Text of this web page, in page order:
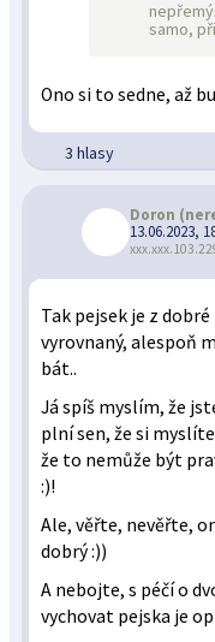
samo,
Ono si to sedne, až
3 hlasy
Doron
13.06.2023,
Tak pejsek je z
vyrovnaný, alespoň
bát..
Já spíš myslím, že
plní sen, že si
že to nemůže být
:)!
Ale, věřte, nevěřte,
dobrý :))
A nebojte, s péčí o
vychovat pejska je